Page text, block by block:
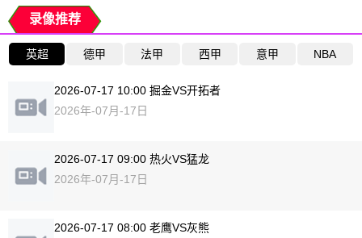
录像推荐
英超 德甲 法甲 西甲 意甲 NBA
2026-07-17 10:00 掘金VS开拓者
2026年-07月-17日
2026-07-17 09:00 热火VS猛龙
2026年-07月-17日
2026-07-17 08:00 老鹰VS灰熊